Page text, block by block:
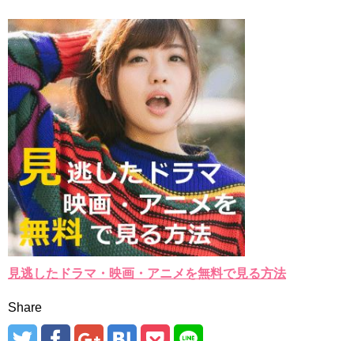
見逃したドラマ・映画・アニメを無料で見る方法
Share